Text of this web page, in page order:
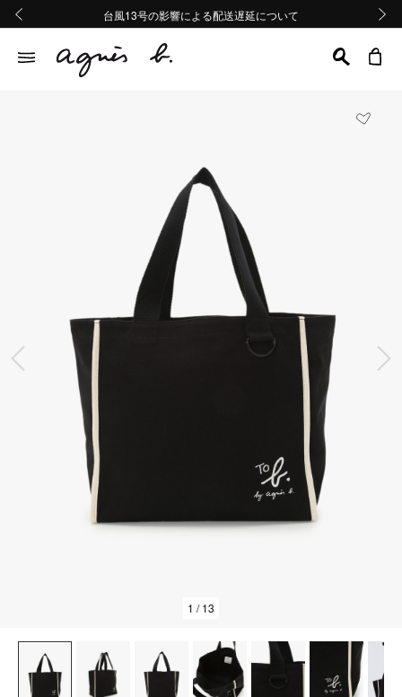
熊本地域地震の影響による配送遅延について
Summer Sale 2buy10%OFF!!
台風13号の影響による配送遅延について
熊本地域地震の影響による配送遅延について
Summer Sale 2buy10%OFF!!
前の画像
1 / 13